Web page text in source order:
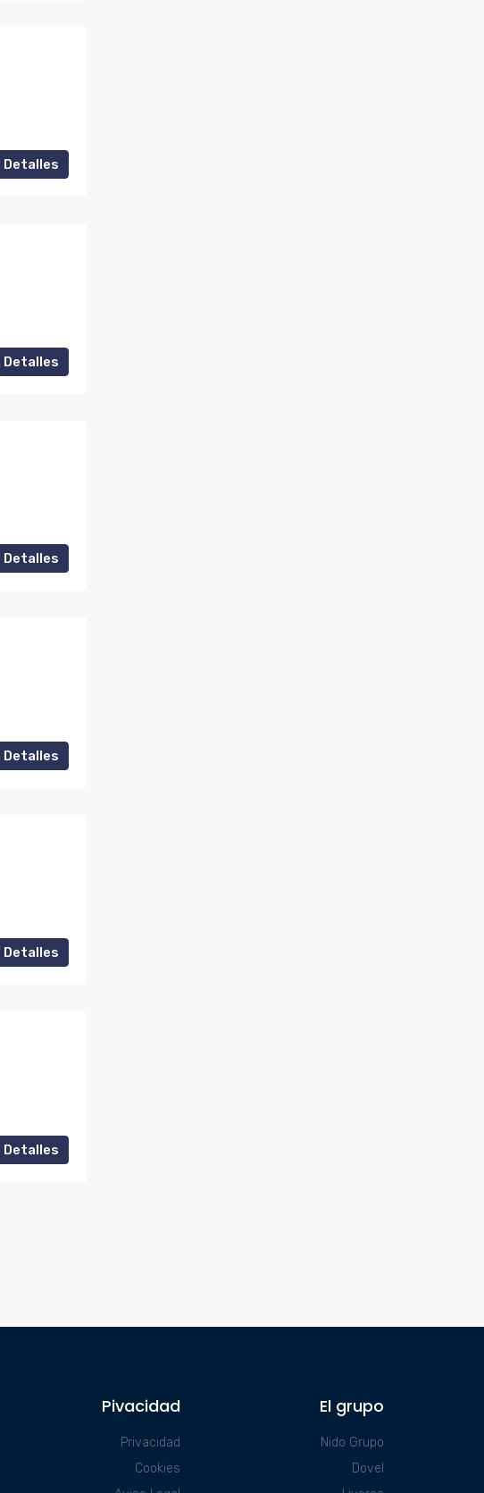
Detalles
Detalles
Detalles
Detalles
Detalles
Detalles
Pivacidad
Privacidad
Cookies
El grupo
Nido Grupo
Dovel